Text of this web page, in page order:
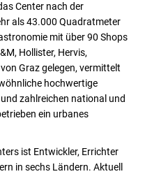
Center nach der
als 43.000 Quadratmeter
mit über 90 Shops
Hollister, Hervis,
Graz gelegen, vermittelt
hochwertige
zahlreichen national und
ein urbanes
ist Entwickler, Errichter
in sechs Ländern. Aktuell